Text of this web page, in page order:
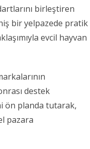
birleştiren
bir yelpazede pratik
evcil hayvan
destek
ön planda tutarak,
pazara